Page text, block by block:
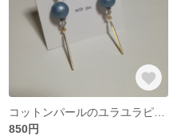
850円